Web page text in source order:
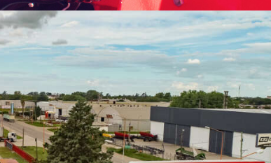
CONTACTO